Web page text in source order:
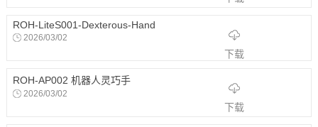
ROH-LiteS001-Dexterous-Hand
2026/03/02
下载
ROH-AP002 机器人灵巧手
2026/03/02
下载